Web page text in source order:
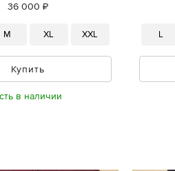
36 000 ₽
M XL XXL
Купить
в наличии
L